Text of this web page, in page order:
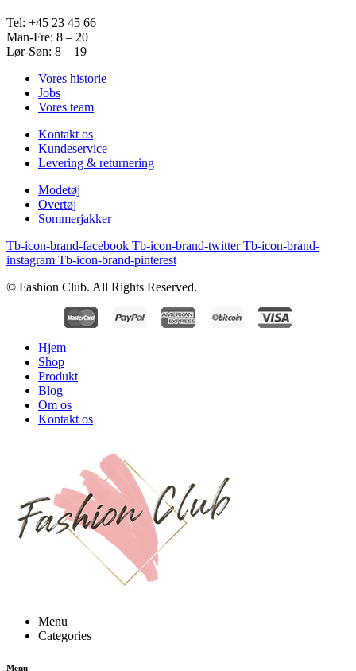
Tel: +45 23 45 66
Man-Fre: 8 – 20
Lør-Søn: 8 – 19
Vores historie
Jobs
Vores team
Kontakt os
Kundeservice
Levering & returnering
Modetøj
Overtøj
Sommerjakker
Tb-icon-brand-facebook Tb-icon-brand-twitter Tb-icon-brand-
instagram Tb-icon-brand-pinterest
© Fashion Club. All Rights Reserved.
Hjem
Shop
Produkt
Blog
Om os
Kontakt os
Menu
Categories
Menu